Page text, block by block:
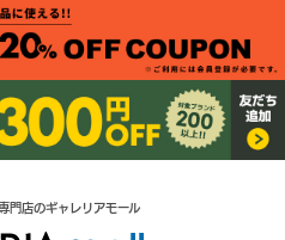
門店のギャレリアモール